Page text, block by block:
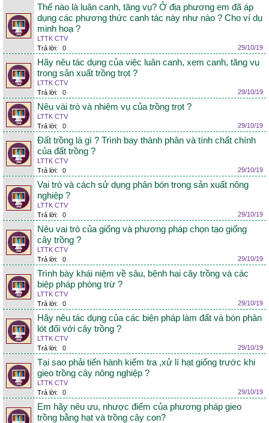
Thế nào là luân canh, tăng vụ? Ở địa phương em đã áp
dụng các phương thức canh tác này như nào ? Cho ví dụ
minh hoạ ?
LTTK CTV
Trả lời:
0 29/10/19
Hãy nêu tác dụng của việc luân canh, xem canh, tăng vụ
trong sản xuất trồng trọt ?
LTTK CTV
Trả lời:
0 29/10/19
Nêu vài trò và nhiệm vụ của trồng trọt ?
LTTK CTV
Trả lời:
0 29/10/19
Đất trồng là gì ? Trình bay thành phân và tính chất chính
của đất trồng ?
LTTK CTV
Trả lời:
0 29/10/19
Vai trò và cách sử dụng phân bón trong sản xuất nông
nghiệp ?
LTTK CTV
Trả lời:
0 29/10/19
Nêu vai trò của giống và phương pháp chọn tạo giống
cây trồng ?
LTTK CTV
Trả lời:
0 29/10/19
Trình bày khái niệm về sâu, bệnh hại cây trồng và các
biệp pháp phòng trừ ?
LTTK CTV
Trả lời:
0 29/10/19
Hãy nêu tác dụng của các biện pháp làm đất và bón phân
lót đối với cây trồng ?
LTTK CTV
Trả lời:
0 29/10/19
Tại sao phải tiến hành kiểm tra ,xử lí hạt giống trước khi
gieo trồng cây nông nghiệp ?
LTTK CTV
Trả lời:
0 29/10/19
Em hãy nêu ưu, nhược điểm của phương pháp gieo
trồng bằng hạt và trồng cây con?